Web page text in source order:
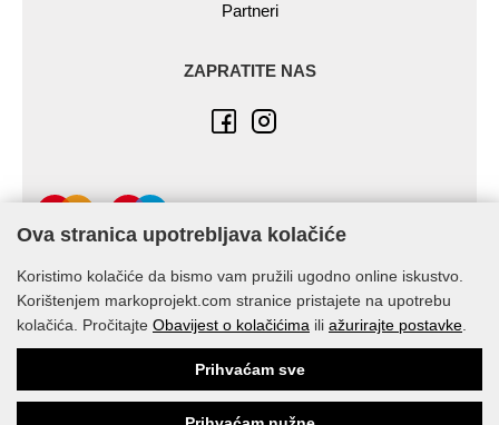
Partneri
ZAPRATITE NAS
© Marko-Projekt 2026
Ova stranica upotrebljava kolačiće
Koristimo kolačiće da bismo vam pružili ugodno online iskustvo.
Korištenjem markoprojekt.com stranice pristajete na upotrebu
kolačića. Pročitajte Obavijest o kolačićima ili ažurirajte postavke
Prihvaćam sve